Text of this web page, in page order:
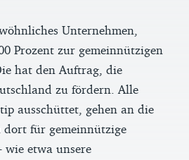
Unternehmen,
Prozent zur gemeinnützigen
hat den Auftrag, die
zu fördern. Alle
ausschüttet, gehen an die
für gemeinnützige
wie etwa unsere